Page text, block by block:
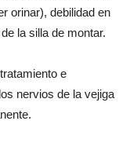
orinar), debilidad en
la silla de montar.
e
nervios de la vejiga